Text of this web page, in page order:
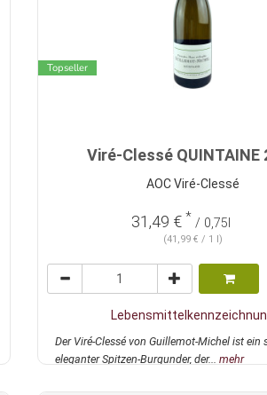
Topseller
Viré-Clessé QUINTAINE
AOC Viré-Clessé
31,49 € * / 0,75l
(41,99 € / 1 l)
Der Viré-Clessé von Guillemot-Michel ist ein
eleganter Spitzen-Burgunder, der... mehr